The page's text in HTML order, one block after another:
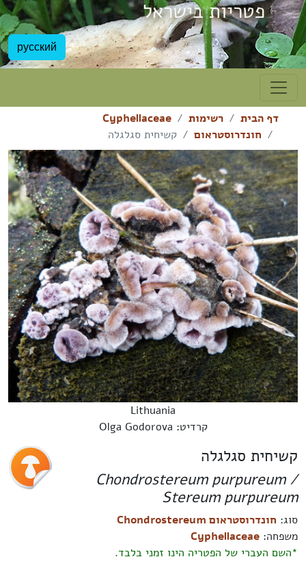
פטריות בישראל
русский
דף הבית רשימות
Cyphellaceae
חונדרוסטראום
קשיחית סגלגלה
Lithuania
קרדיט: Olga Godorova
קשיחית סגלגלה
Chondrostereum purpureum /
Stereum purpureum
סוג:חונדרוסטראום Chondrostereum
משפחה:Cyphellaceae
*השם העברי של הפטריה הינו זמני בלבד.